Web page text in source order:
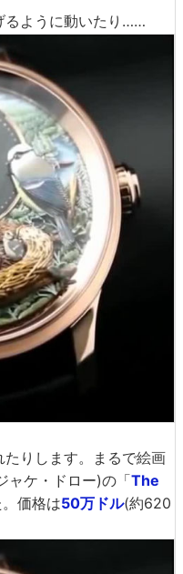
るように動いたり……
りします。まるで絵画
ャケ・ドロー)の「The
。価格は50万ドル(約620